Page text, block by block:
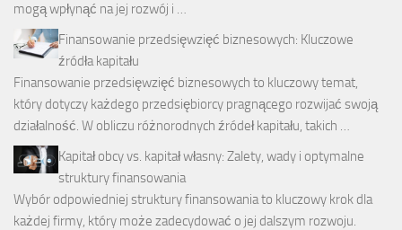
mogą wpłynąć na jej rozwój i …
Finansowanie przedsięwzięć biznesowych: Kluczowe
źródła kapitału
Finansowanie przedsięwzięć biznesowych to kluczowy temat,
który dotyczy każdego przedsiębiorcy pragnącego rozwijać swoją
działalność. W obliczu różnorodnych źródeł kapitału, takich …
Kapitał obcy vs. kapitał własny: Zalety, wady i optymalne
struktury finansowania
Wybór odpowiedniej struktury finansowania to kluczowy krok dla
każdej firmy, który może zadecydować o jej dalszym rozwoju.